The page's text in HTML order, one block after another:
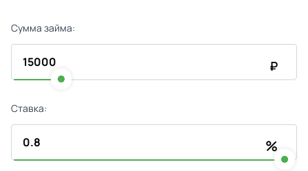
Сумма займа:
₽
Ставка:
%